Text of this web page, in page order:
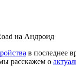
на Андроид
в последнее
расскажем о